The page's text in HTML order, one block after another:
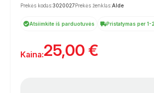
Prekės kodas:3020027Prekės ženklas:Alde
Atsiimkite iš parduotuvės Pristatymas per 1-
Kaina:25,00 €